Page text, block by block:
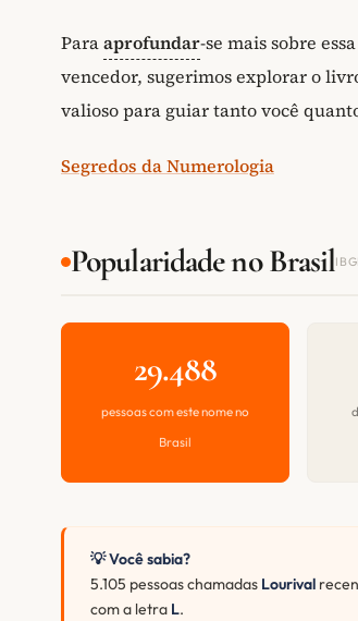
Paraaprofundar-se mais sobre
vencedor, sugerimos explorar o
valioso para guiar tanto você
Segredos da Numerologia
Popularidade no Brasil
29.488
pessoas com este nome no
Brasil
💡 Você sabia?
5.105 pessoas chamadas Lourival
com a letra L.